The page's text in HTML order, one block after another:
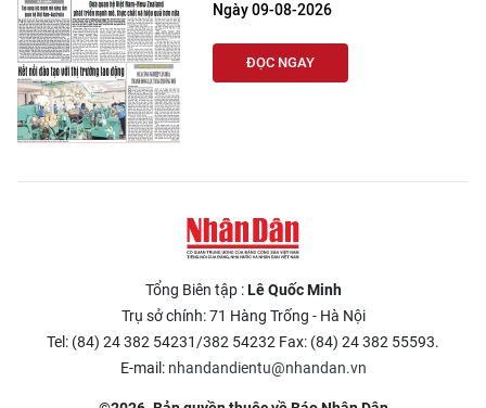
Ngày 09-08-2026
ĐỌC NGAY
Tổng Biên tập :Lê Quốc Minh
Trụ sở chính: 71 Hàng Trống - Hà Nội
Tel: (84) 24 382 54231/382 54232 Fax: (84) 24 382 55593.
E-mail: nhandandientu@nhandan.vn